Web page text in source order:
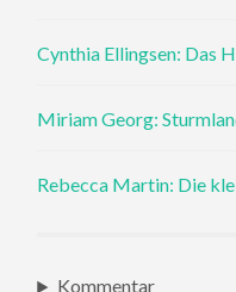
Cynthia Ellingsen: Das
Miriam Georg:
Rebecca Martin: Die
Kommentar